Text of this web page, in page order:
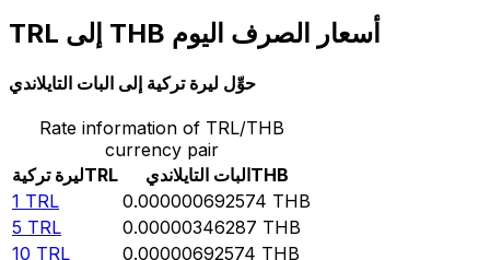
TRL إلى THB أسعار الصرف اليوم
حوِّل ليرة تركية إلى البات التايلاندي
Rate information of TRL/THB
currency pair
ليرة تركيةTRL البات التايلانديTHB
1 TRL 0.000000692574 THB
5 TRL 0.00000346287 THB
10 TRL 0.00000692574 THB